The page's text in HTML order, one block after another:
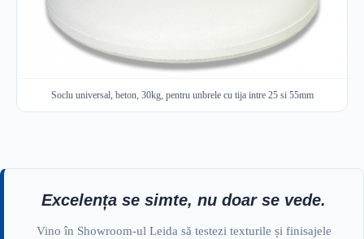
Soclu universal, beton, 30kg, pentru unbrele cu tija intre 25 si 55mm
Excelența se simte, nu doar se vede.
Vino în Showroom-ul Leida să testezi texturile și finisajele